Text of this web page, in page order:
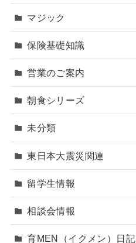
マジック
保険基礎知識
営業のご案内
朝食シリーズ
未分類
東日本大震災関連
留学生情報
相談会情報
育MEN（イクメン）日記